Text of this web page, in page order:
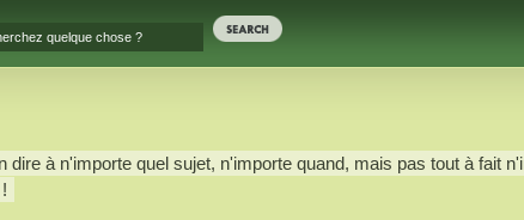
dire à n'importe quel sujet, n'importe quand, mais pas tout à fait